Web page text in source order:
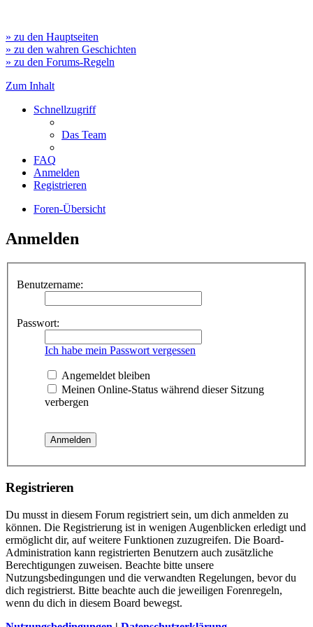
» zu den Hauptseiten
» zu den wahren Geschichten
» zu den Forums-Regeln
Zum Inhalt
Schnellzugriff
Das Team
FAQ
Anmelden
Registrieren
Foren-Übersicht
Anmelden
Benutzername:
Passwort:
Ich habe mein Passwort vergessen
Angemeldet bleiben
Meinen Online-Status während dieser Sitzung
verbergen
Registrieren
Du musst in diesem Forum registriert sein, um dich anmelden zu
können. Die Registrierung ist in wenigen Augenblicken erledigt und
ermöglicht dir, auf weitere Funktionen zuzugreifen. Die Board-
Administration kann registrierten Benutzern auch zusätzliche
Berechtigungen zuweisen. Beachte bitte unsere
Nutzungsbedingungen und die verwandten Regelungen, bevor du
dich registrierst. Bitte beachte auch die jeweiligen Forenregeln,
wenn du dich in diesem Board bewegst.